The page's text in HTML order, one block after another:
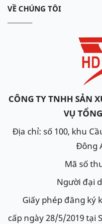
Nên mua
chọn cho mình sản
rẻ mà mua phải sản
thương hiệu uy tín
Varta: Thương hiệu
sản xuất tại Hàn Quốc.
Delkor: Thương hiệu
sản xuất tại Hàn Quốc
Amaron: Thương hiệu
Đại lý ắc quy 24h là
tôi cung cấp ắc quy
VỀ CHÚNG TÔI
CÔNG TY TNHH SẢN
VỤ
Địa chỉ: số 100, khu
Đông
Mã số
Người đại
Giấy phép đăng ký
cấp ngày 28/5/2019 tại